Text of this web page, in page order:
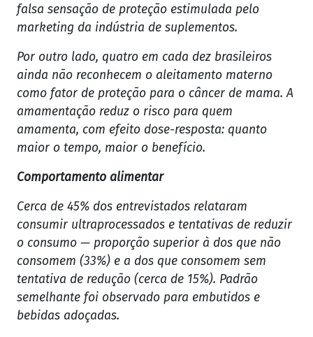
falsa sensação de proteção estimulada pelo
marketing da indústria de suplementos.
Por outro lado, quatro em cada dez brasileiros
ainda não reconhecem o aleitamento materno
como fator de proteção para o câncer de mama. A
amamentação reduz o risco para quem
amamenta, com efeito dose-resposta: quanto
maior o tempo, maior o benefício.
Comportamento alimentar
Cerca de 45% dos entrevistados relataram
consumir ultraprocessados e tentativas de reduzir
o consumo — proporção superior à dos que não
consomem (33%) e a dos que consomem sem
tentativa de redução (cerca de 15%). Padrão
semelhante foi observado para embutidos e
bebidas adoçadas.